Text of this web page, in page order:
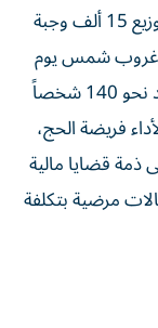
فيما تضمنت مبادرات حملة عيد الأضحى توزيع 15 ألف وجبة
غروب شمس يوم
عرفة بتكلفة 225 ألف درهم، إضافة إلى إيفاد نحو 140 شخصاً
فريضة الحج،
على ذمة قضايا مالية
ألف درهم، وتوفير العلاج ل 3 حالات مرضية بتكلفة